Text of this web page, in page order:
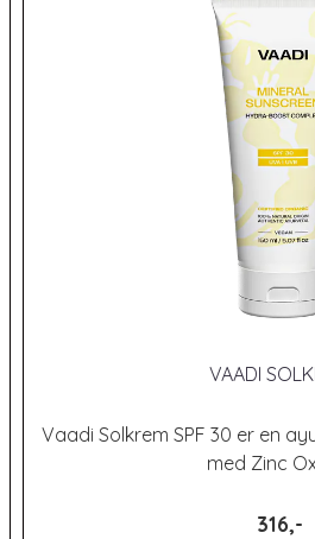
VAADI
Vaadi Solkrem SPF 30 er en
med Zinc
316,-